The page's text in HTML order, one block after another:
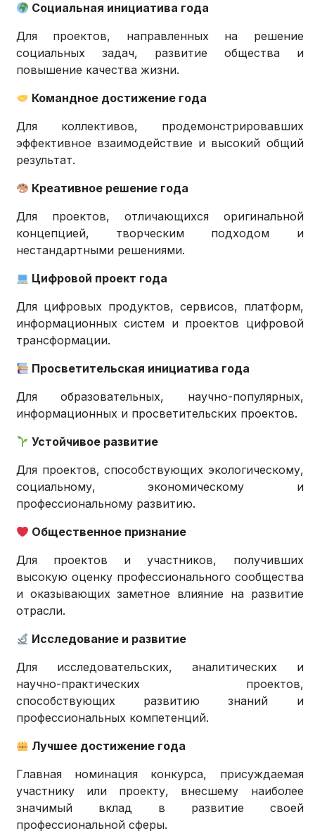
Социальная инициатива года
Для проектов, направленных на решение
социальных задач, развитие общества и
повышение качества жизни.
Командное достижение года
Для коллективов, продемонстрировавших
эффективное взаимодействие и высокий общий
результат.
Креативное решение года
Для проектов, отличающихся оригинальной
концепцией, творческим подходом и
нестандартными решениями.
Цифровой проект года
Для цифровых продуктов, сервисов, платформ,
информационных систем и проектов цифровой
трансформации.
Просветительская инициатива года
Для образовательных, научно-популярных,
информационных и просветительских проектов.
Устойчивое развитие
Для проектов, способствующих экологическому,
социальному, экономическому и
профессиональному развитию.
Общественное признание
Для проектов и участников, получивших
высокую оценку профессионального сообщества
и оказывающих заметное влияние на развитие
отрасли.
Исследование и развитие
Для исследовательских, аналитических и
научно-практических проектов,
способствующих развитию знаний и
профессиональных компетенций.
Лучшее достижение года
Главная номинация конкурса, присуждаемая
участнику или проекту, внесшему наиболее
значимый вклад в развитие своей
профессиональной сферы.